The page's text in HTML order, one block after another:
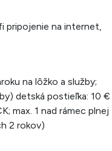
pripojenie na internet,
na lôžko a služby;
detská postieľka: 10 €
max. 1 nad rámec plnej
2 rokov)